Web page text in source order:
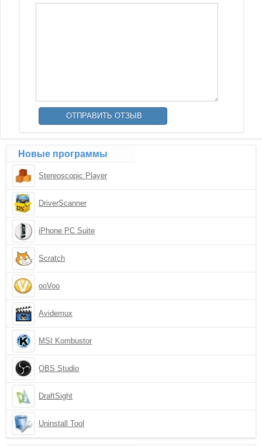
Новые программы
Stereoscopic Player
DriverScanner
iPhone PC Suite
Scratch
ooVoo
Avidemux
MSI Kombustor
OBS Studio
DraftSight
Uninstall Tool